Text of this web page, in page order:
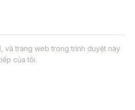
và trang web trong trình duyệt này
của tôi.